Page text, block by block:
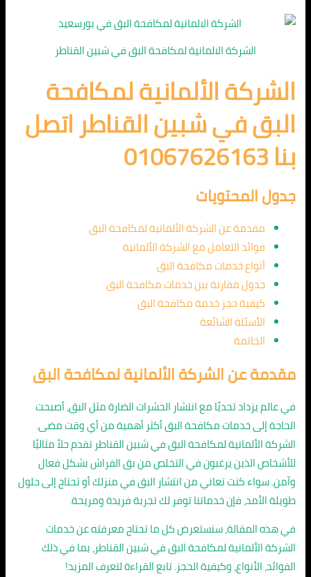
الشركة الالمانية لمكافحة البق في شبين القناطر
الشركة الألمانية لمكافحة
البق في شبين القناطر اتصل
بنا 01067626163
جدول المحتويات
مقدمة عن الشركة الألمانية لمكافحة البق
فوائد التعامل مع الشركة الألمانية
أنواع خدمات مكافحة البق
جدول مقارنة بين خدمات مكافحة البق
كيفية حجز خدمة مكافحة البق
الأسئلة الشائعة
الخاتمة
مقدمة عن الشركة الألمانية لمكافحة البق
في عالم يزداد تحديًا مع انتشار الحشرات الضارة مثل البق، أصبحت
الحاجة إلى خدمات مكافحة البق أكثر أهمية من أي وقت مضى.
الشركة الألمانية لمكافحة البق في شبين القناطر تقدم حلاً مثاليًا
للأشخاص الذين يرغبون في التخلص من بق الفراش بشكل فعال
وآمن. سواء كنت تعاني من انتشار البق في منزلك أو تحتاج إلى حلول
طويلة الأمد، فإن خدماتنا توفر لك تجربة فريدة ومريحة.
في هذه المقالة، سنستعرض كل ما تحتاج معرفته عن خدمات
الشركة الألمانية لمكافحة البق في شبين القناطر، بما في ذلك
الفوائد، الأنواع، وكيفية الحجز. تابع القراءة لتعرف المزيد!